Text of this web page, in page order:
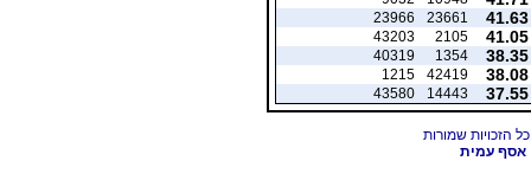
41.63
23661
23966
41.05
2105
43203
38.35
1354
40319
38.08
42419
1215
37.55
14443
43580
אסף עמית